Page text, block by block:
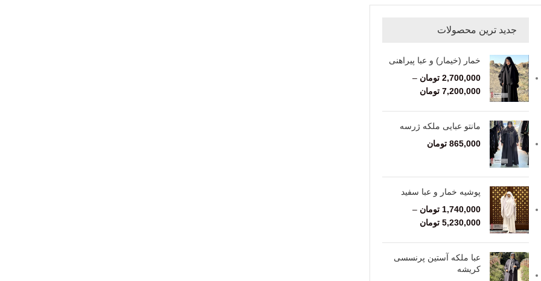
جدید ترین محصولات
خمار (خیمار) و عبا پیراهنی
2,700,000 تومان –
7,200,000 تومان
مانتو عبایی ملکه ژرسه
865,000 تومان
پوشیه خمار و عبا سفید
1,740,000 تومان –
5,230,000 تومان
عبا ملکه آستین پرنسسی
کریشه